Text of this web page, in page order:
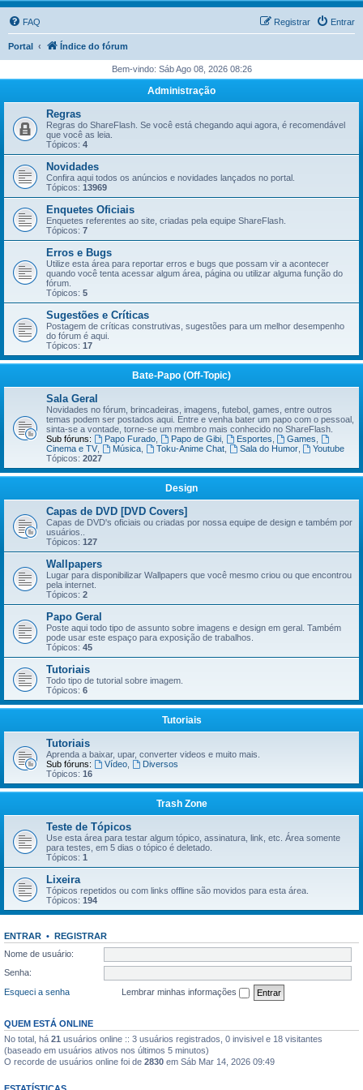
FAQ Entrar
Registrar
Portal Índice do fórum
Bem-vindo: Sáb Ago 08, 2026 08:26
Administração
Regras
Regras do ShareFlash. Se você está chegando aqui agora, é recomendável
que você as leia.
Tópicos: 4
Novidades
Confira aqui todos os anúncios e novidades lançados no portal.
Tópicos: 13969
Enquetes Oficiais
Enquetes referentes ao site, criadas pela equipe ShareFlash.
Tópicos: 7
Erros e Bugs
Utilize esta área para reportar erros e bugs que possam vir a acontecer
quando você tenta acessar algum área, página ou utilizar alguma função do
fórum.
Tópicos: 5
Sugestões e Críticas
Postagem de críticas construtivas, sugestões para um melhor desempenho
do fórum é aqui.
Tópicos: 17
Bate-Papo (Off-Topic)
Sala Geral
Novidades no fórum, brincadeiras, imagens, futebol, games, entre outros
temas podem ser postados aqui. Entre e venha bater um papo com o pessoal,
sinta-se a vontade, torne-se um membro mais conhecido no ShareFlash.
Sub fóruns:
Papo Furado, Papo de Gibi, Esportes Games
Cinema e TV, Música, Toku-Anime Chat, Sala do Humor,
Youtube
Tópicos: 2027
Design
Capas de DVD [DVD Covers]
Capas de DVD's oficiais ou criadas por nossa equipe de design e também por
usuários..
Tópicos: 127
Wallpapers
Lugar para disponibilizar Wallpapers que você mesmo criou ou que encontrou
pela internet.
Tópicos: 2
Papo Geral
Poste aqui todo tipo de assunto sobre imagens e design em geral. Também
pode usar este espaço para exposição de trabalhos.
Tópicos: 45
Tutoriais
Todo tipo de tutorial sobre imagem.
Tópicos: 6
Tutoriais
Tutoriais
Aprenda a baixar, upar, converter videos e muito mais.
Sub fóruns:
Vídeo,
Diversos
Tópicos: 16
Trash Zone
Teste de Tópicos
Use esta área para testar algum tópico, assinatura, link, etc. Área somente
para testes, em 5 dias o tópico é deletado.
Tópicos: 1
Lixeira
Tópicos repetidos ou com links offline são movidos para esta área.
Tópicos: 194
ENTRAR • REGISTRAR
Nome de usuário:
Senha:
Esqueci a senha
Lembrar minhas informações
QUEM ESTÁ ONLINE
No total, há 21 usuários online :: 3 usuários registrados, 0 invisivel e 18 visitantes
(baseado em usuários ativos nos últimos 5 minutos)
O recorde de usuários online foi de 2830 em Sáb Mar 14, 2026 09:49
ESTATÍSTICAS